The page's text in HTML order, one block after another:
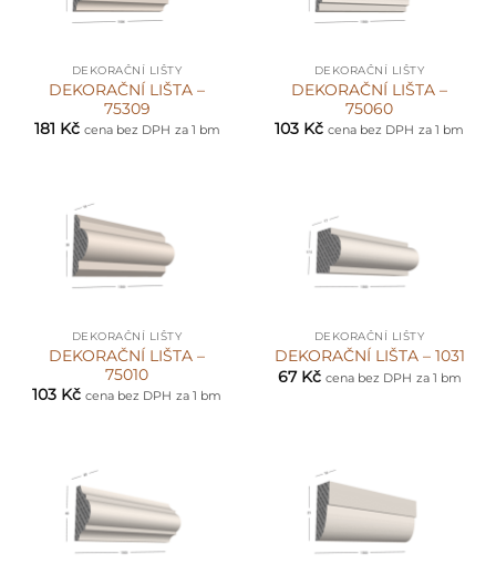
DEKORAČNÍ LIŠTY
DEKORAČNÍ LIŠTA –
75309
181 Kč cena bez DPH za 1 bm
DEKORAČNÍ LIŠTY
DEKORAČNÍ LIŠTA –
75060
103 Kč cena bez DPH za 1 bm
DEKORAČNÍ LIŠTY
DEKORAČNÍ LIŠTA –
75010
103 Kč cena bez DPH za 1 bm
DEKORAČNÍ LIŠTY
DEKORAČNÍ LIŠTA – 1031
67 Kč cena bez DPH za 1 bm